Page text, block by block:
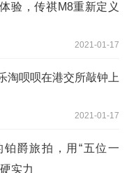
验，传祺M8重新定义
2021-01-17
淘呗呗在港交所敲钟上
2021-01-17
爵旅拍，用“五位一
实力